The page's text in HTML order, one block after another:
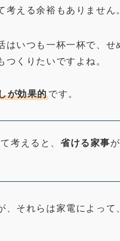
える余裕もありません
はいつも一杯一杯で、せ
くりたいですよね。
が効果的です。
考えると、省ける家事
それらは家電によって